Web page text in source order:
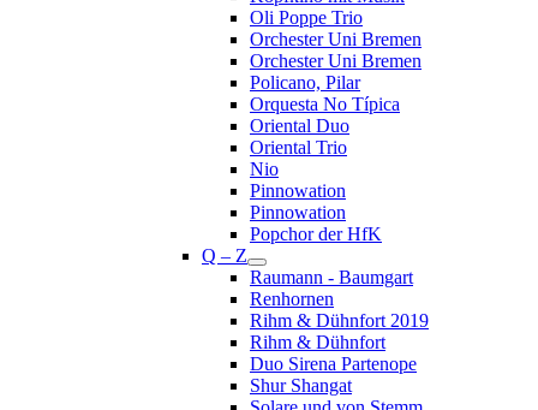
Oli Poppe Trio
Orchester Uni Bremen
Orchester Uni Bremen
Policano, Pilar
Orquesta No Típica
Oriental Duo
Oriental Trio
Nio
Pinnowation
Pinnowation
Popchor der HfK
Q – Z
Raumann - Baumgart
Renhornen
Rihm & Dühnfort 2019
Rihm & Dühnfort
Duo Sirena Partenope
Shur Shangat